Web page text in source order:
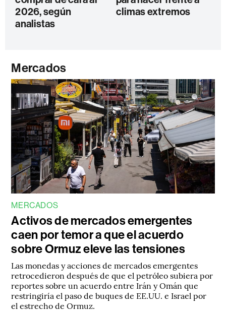
2026, según
analistas
climas extremos
Mercados
MERCADOS
Activos de mercados emergentes
caen por temor a que el acuerdo
sobre Ormuz eleve las tensiones
Las monedas y acciones de mercados emergentes
retrocedieron después de que el petróleo subiera por
reportes sobre un acuerdo entre Irán y Omán que
restringiría el paso de buques de EE.UU. e Israel por
el estrecho de Ormuz.